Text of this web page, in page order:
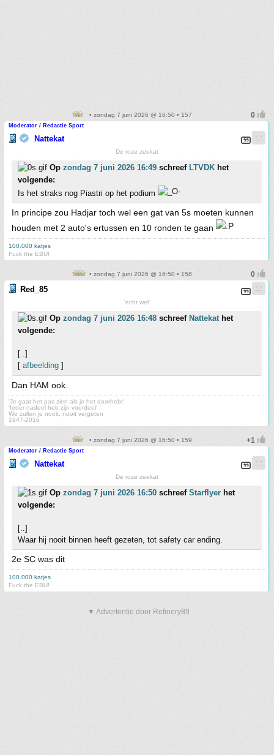
• zondag 7 juni 2026 @ 16:50 • 157
Moderator / Redactie Sport
Nattekat
De roze zeekat
Op zondag 7 juni 2026 16:49 schreef LTVDK het
volgende:
Is het straks nog Piastri op het podium
In principe zou Hadjar toch wel een gat van 5s moeten kunnen
houden met 2 auto's ertussen en 10 ronden te gaan
100.000 katjes
Fuck the EBU!
• zondag 7 juni 2026 @ 16:50 • 158
Red_85
'echt wel'
Op zondag 7 juni 2026 16:48 schreef Nattekathet
volgende:
[..]
[ afbeelding ]
Dan HAM ook.
'Je gaat het pas zien als je het doorhebt'
'Ieder nadeel heb zijn voordeel'
We zullen je nooit, nooit vergeten
1947-2016
• zondag 7 juni 2026 @ 16:50 • 159
Moderator / Redactie Sport
Nattekat
De roze zeekat
Op zondag 7 juni 2026 16:50 schreef Starflyer het
volgende:
[..]
Waar hij nooit binnen heeft gezeten, tot safety car ending.
2e SC was dit
100.000 katjes
Fuck the EBU!
▼ Advertentie door Refinery89